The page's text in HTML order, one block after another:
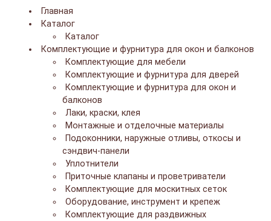
Главная
Каталог
Каталог
Комплектующие и фурнитура для окон и балконов
Комплектующие для мебели
Комплектующие и фурнитура для дверей
Комплектующие и фурнитура для окон и
балконов
Лаки, краски, клея
Монтажные и отделочные материалы
Подоконники, наружные отливы, откосы и
сэндвич-панели
Уплотнители
Приточные клапаны и проветриватели
Комплектующие для москитных сеток
Оборудование, инструмент и крепеж
Комплектующие для раздвижных